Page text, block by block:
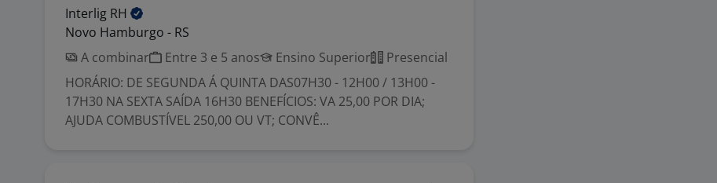
Interlig RH
Novo Hamburgo - RS
A combinar
Entre 3 e 5 anos Ensino Superior
Presencial
HORÁRIO: DE SEGUNDA Á QUINTA DAS07H30 - 12H00 / 13H00 -
17H30 NA SEXTA SAÍDA 16H30 BENEFÍCIOS: VA 25,00 POR DIA;
AJUDA COMBUSTÍVEL 250,00 OU VT; CONVÊ...